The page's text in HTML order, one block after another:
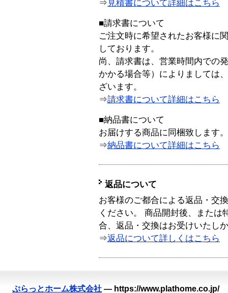
⇒ 見積書について詳細はこちら
■請求書について
ご注文時に希望されたお客様に
しております。
尚、請求書は、営業時間内での
かかる場合等）によりましては
ざいます。
⇒請求書について詳細はこちら
■納品書について
お届けする商品に同梱致します。
⇒納品書について詳細はこちら
返品について
お客様のご都合による返品・交
ください。 商品開封後、または
合、返品・交換はお受けいたし
⇒返品について詳しくはこちら
ぷらっとホーム株式会社 — https://www.plathome.co.jp/